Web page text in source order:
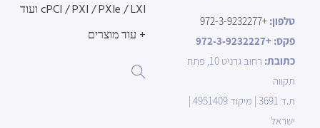
טלפון: +972-3-9232277
פקס: +972-3-9232227
כתובת:
רחוב גרניט 10, פתח
תקווה
ת.ד 3691 | מיקוד 4951409 |
ישראל
cPCI / PXI / PXIe / LXI ועוד
+ עוד מוצרים